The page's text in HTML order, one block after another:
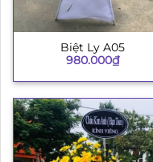
Biệt Ly A05
980.000₫